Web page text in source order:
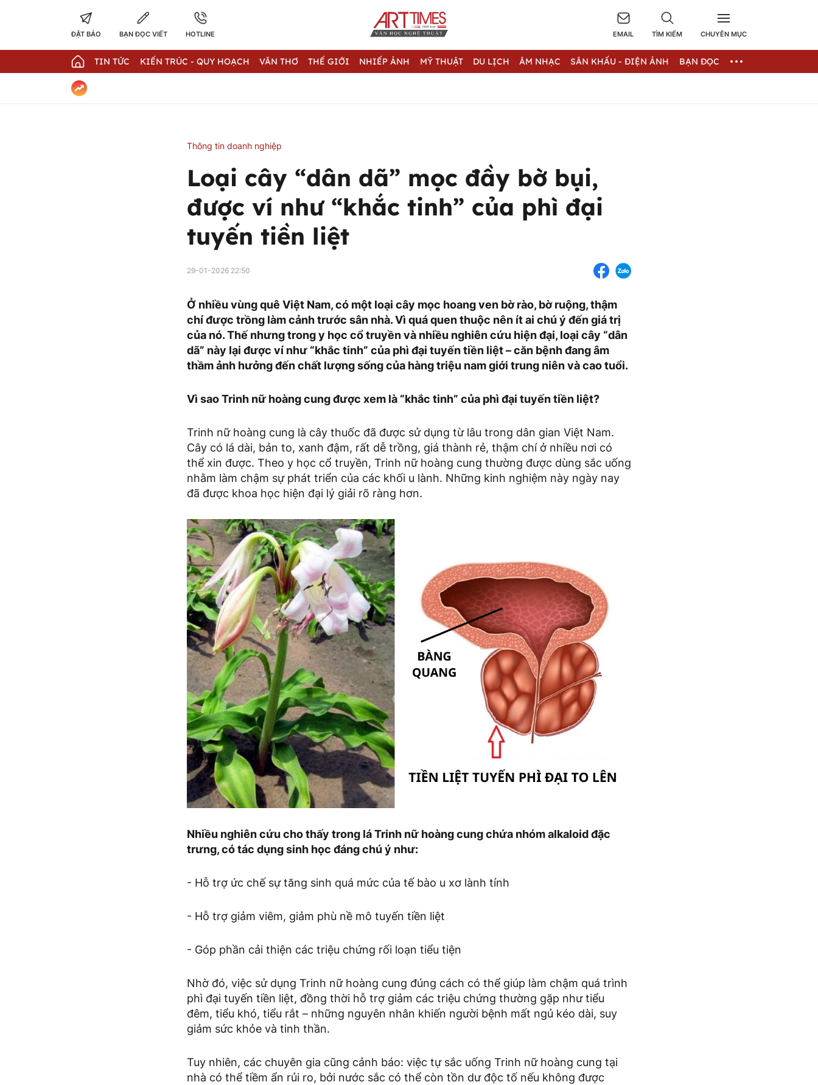
ĐẶT BÁO BẠN ĐỌC VIẾT HOTLINE EMAIL TÌM KIẾM CHUYÊN MỤC
TIN TỨC KIẾN TRÚC - QUY HOẠCH VĂN THƠ THẾ GIỚI NHIẾP ẢNH MỸ THUẬT DU LỊCH ÂM NHẠC SÂN KHẤU - ĐIỆN ẢNH BẠN ĐỌC
Thông tin doanh nghiệp
Loại cây “dân dã” mọc đầy bờ bụi,
được ví như “khắc tinh” của phì đại
tuyến tiền liệt
29-01-2026 22:50
Ở nhiều vùng quê Việt Nam, có một loại cây mọc hoang ven bờ rào, bờ ruộng, thậm
chí được trồng làm cảnh trước sân nhà. Vì quá quen thuộc nên ít ai chú ý đến giá trị
của nó. Thế nhưng trong y học cổ truyền và nhiều nghiên cứu hiện đại, loại cây “dân
dã” này lại được ví như “khắc tinh” của phì đại tuyến tiền liệt – căn bệnh đang âm
thầm ảnh hưởng đến chất lượng sống của hàng triệu nam giới trung niên và cao tuổi.
Vì sao Trinh nữ hoàng cung được xem là “khắc tinh” của phì đại tuyến tiền liệt?
Trinh nữ hoàng cung là cây thuốc đã được sử dụng từ lâu trong dân gian Việt Nam.
Cây có lá dài, bản to, xanh đậm, rất dễ trồng, giá thành rẻ, thậm chí ở nhiều nơi có
thể xin được. Theo y học cổ truyền, Trinh nữ hoàng cung thường được dùng sắc uống
nhằm làm chậm sự phát triển của các khối u lành. Những kinh nghiệm này ngày nay
đã được khoa học hiện đại lý giải rõ ràng hơn.
Nhiều nghiên cứu cho thấy trong lá Trinh nữ hoàng cung chứa nhóm alkaloid đặc
trưng, có tác dụng sinh học đáng chú ý như:
- Hỗ trợ ức chế sự tăng sinh quá mức của tế bào u xơ lành tính
- Hỗ trợ giảm viêm, giảm phù nề mô tuyến tiền liệt
- Góp phần cải thiện các triệu chứng rối loạn tiểu tiện
Nhờ đó, việc sử dụng Trinh nữ hoàng cung đúng cách có thể giúp làm chậm quá trình
phì đại tuyến tiền liệt, đồng thời hỗ trợ giảm các triệu chứng thường gặp như tiểu
đêm, tiểu khó, tiểu rắt – những nguyên nhân khiến người bệnh mất ngủ kéo dài, suy
giảm sức khỏe và tinh thần.
Tuy nhiên, các chuyên gia cũng cảnh báo: việc tự sắc uống Trinh nữ hoàng cung tại
nhà có thể tiềm ẩn rủi ro, bởi nước sắc có thể còn tồn dư độc tố nếu không được